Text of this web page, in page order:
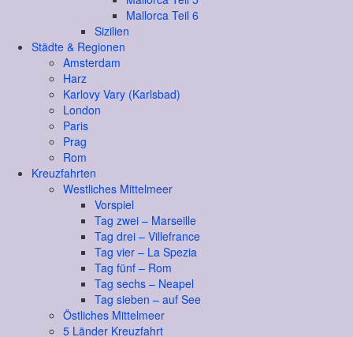
Mallorca Teil 6
Sizilien
Städte & Regionen
Amsterdam
Harz
Karlovy Vary (Karlsbad)
London
Paris
Prag
Rom
Kreuzfahrten
Westliches Mittelmeer
Vorspiel
Tag zwei – Marseille
Tag drei – Villefrance
Tag vier – La Spezia
Tag fünf – Rom
Tag sechs – Neapel
Tag sieben – auf See
Östliches Mittelmeer
5 Länder Kreuzfahrt